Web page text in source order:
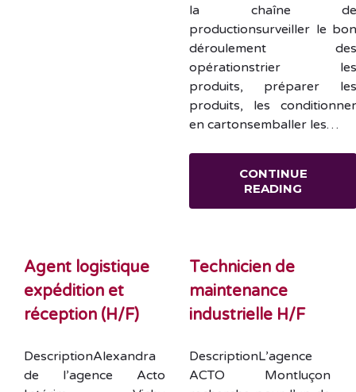
la chaîne
productionsurveiller le
déroulement
opérationstrier
produits, préparer
produits, les
en cartonsemballer les…
CONTINUE
READING
Agent logistique
expédition et
réception (H/F)
DescriptionAlexandra
de l’agence Acto
Technicien de
maintenance
industrielle H/F
DescriptionL’agence
ACTO Montluçon